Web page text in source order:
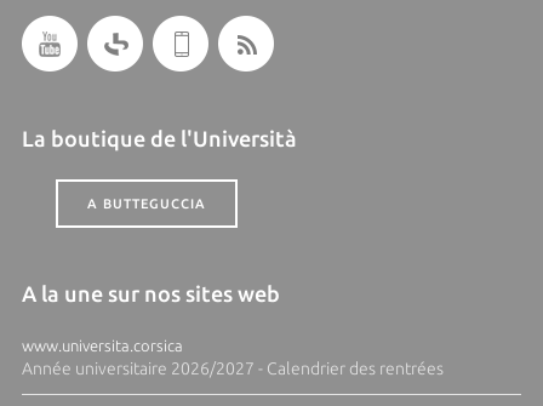
La boutique de l'Università
A BUTTEGUCCIA
A la une sur nos sites web
www.universita.corsica
Année universitaire 2026/2027 - Calendrier des rentrées